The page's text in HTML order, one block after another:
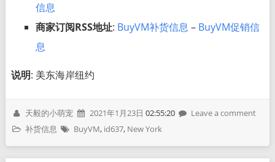
信息
商家订阅RSS地址: BuyVM补货信息 – BuyVM促销信
息
说明: 美东海岸纽约
天毅的小萌宠 2021年1月23日 02:55:20
Leave a comment
补货信息
BuyVM, id637, New York